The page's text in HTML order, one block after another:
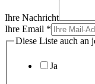
Ihre Nachricht
Ihre Email *
Diese Liste auch an
Ja